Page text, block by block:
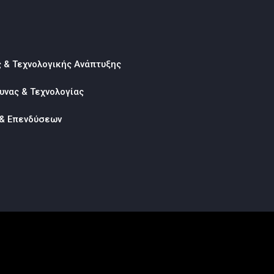
& Τεχνολογικής Ανάπτυξης
& Τεχνολογίας
Επενδύσεων